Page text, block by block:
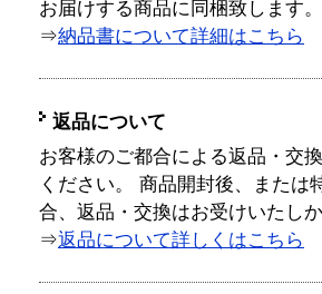
お届けする商品に同梱致します。
⇒納品書について詳細はこちら
返品について
お客様のご都合による返品・交
ください。 商品開封後、または
合、返品・交換はお受けいたし
⇒返品について詳しくはこちら